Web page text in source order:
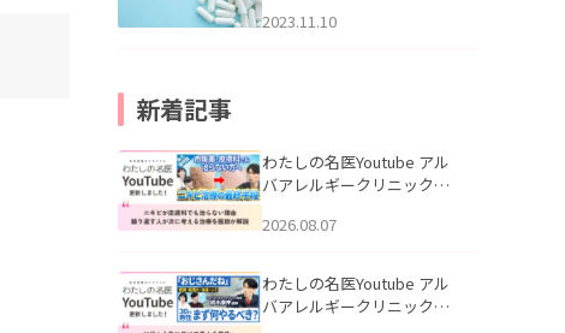
2023.11.10
新着記事
わたしの名医Youtube アル
バアレルギークリニック札
らない理由｜繰り返す人が
説」を公開いたしました。
2026.08.07
わたしの名医Youtube アル
バアレルギークリニック札